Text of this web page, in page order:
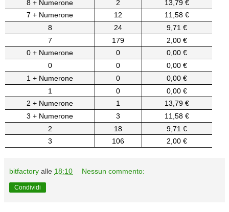
8 + Numerone
2
13,79 €
7 + Numerone
12
11,58 €
8
24
9,71 €
7
179
2,00 €
0 + Numerone
0
0,00 €
0
0
0,00 €
1 + Numerone
0
0,00 €
1
0
0,00 €
2 + Numerone
1
13,79 €
3 + Numerone
3
11,58 €
2
18
9,71 €
3
106 2,00 €
bitfactory alle 18:10 Nessun commento:
Condividi